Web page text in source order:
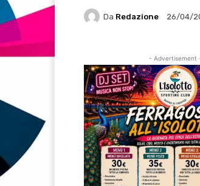
Da Redazione 26/04/
- Advertisement